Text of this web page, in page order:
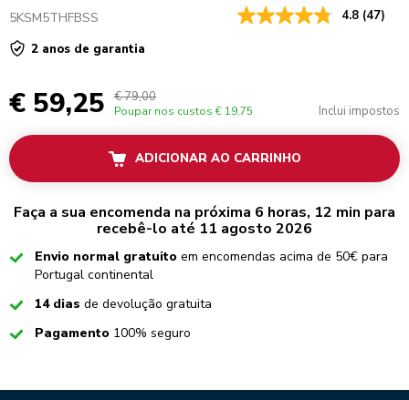
5KSM5THFBSS 4.8 (47)
2 anos de garantia
€ 59,25 € 79,00
Poupar nos custos € 19,75 Inclui impostos
ADICIONAR AO CARRINHO
Faça a sua encomenda na próxima 6 horas, 12 min para
recebê-lo até 11 agosto 2026
CheckedEnvio normal gratuito em encomendas acima de 50€ para
Portugal continental
Checked
14 dias de devolução gratuita
CheckedPagamento 100% seguro